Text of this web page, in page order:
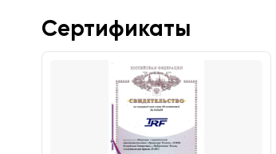
Сертификаты